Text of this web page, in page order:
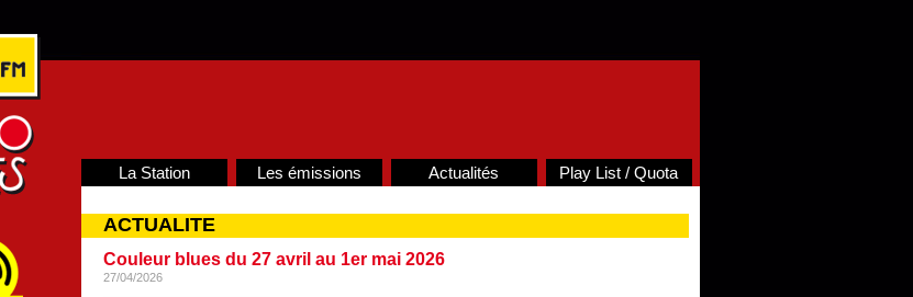
La Station Les émissions Actualités Play List / Quota
ACTUALITE
Couleur blues du 27 avril au 1er mai 2026
27/04/2026